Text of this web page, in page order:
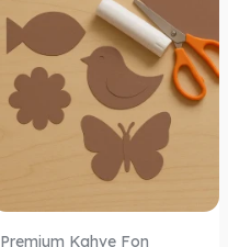
Premium Kahve Fon